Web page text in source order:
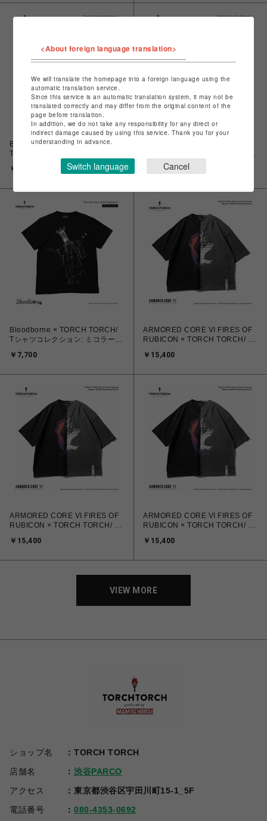
Bloodborne × TORCH TORCH/
Tシャツコレクション: ミコラーシ
ュ 2023 ver EX ブラック × シル
バーフォイル L
￥7,700
ュ 2023 ver EX ブラック × シル
バーフォイル M
￥7,700
Bloodborne × TORCH TORCH/
Tシャツコレクション: ミコラーシ
バーフォイル S
￥7,700
ARMORED CORE VI FIRES OF
RUBICON × TORCH TORCH/ レ
B サイズXL
￥15,400
ARMORED CORE VI FIRES OF
RUBICON × TORCH TORCH/ レ
B サイズL
￥15,400
ARMORED CORE VI FIRES OF
RUBICON × TORCH TORCH/ レ
B サイズM
￥15,400
VIEW MORE
ショップ名
TORCH TORCH
店舗名
渋谷PARCO
アクセス
東京都渋谷区宇田川町15-1_5F
電話番号
080-4353-0692
<About foreign language translation>
We will translate the homepage into a foreign language using the
automatic translation service.
Since this service is an automatic translation system, it may not be
translated correctly and may differ from the original content of the
page before translation.
In addition, we do not take any responsibility for any direct or
indirect damage caused by using this service. Thank you for your
understanding in advance.
Switch language Cancel